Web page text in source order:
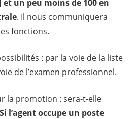
et un peu moins de 100 en
. Il nous communiquera
fonctions.
: par la voie de la liste
de l’examen professionnel.
la promotion : sera-t-elle
Si l’agent occupe un poste